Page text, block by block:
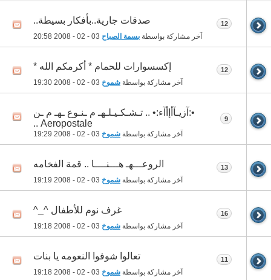
صدقات جارية..بأفكار بسيطة..
آخر مشاركة بواسطة بسمة الصباح 20:58
12
إكسسوارات للحمام * أكرمكم الله *
آخر مشاركة بواسطة شموخ 19:30
12
•:آزيـآأإأآء:• .. تـشـكـيـلـهـ م ـنـوع ـهـ م ـن
Aeropostale ..
آخر مشاركة بواسطة شموخ 19:29
9
الروعـــهـ هـــنــــا .. قمة الفخامه
آخر مشاركة بواسطة شموخ 19:19
13
غرف نوم للأطفال ^_^
آخر مشاركة بواسطة شموخ 19:18
16
تعالوا شوفوا النعومه يا بنات
آخر مشاركة بواسطة شموخ 19:18
11